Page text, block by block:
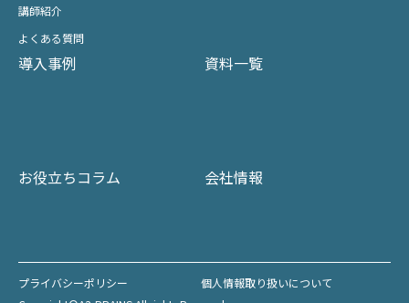
講師紹介
よくある質問
導入事例
お役立ちコラム
資料一覧
会社情報
プライバシーポリシー
個人情報取り扱いについて